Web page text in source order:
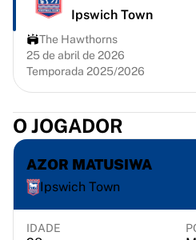
LA Clippers
Ver tudo da NBA
Principais equipes europeias
Beşiktaş Gain
Fenerbahçe Basquete
Virtus Bologna
Guerri Napoli
Outros esportes
Ciclismo
Soudal Quick Step
Ipswich Town
The Hawthorns
25 de abril de 2026
Temporada 2025/2026
O JOGADOR
AZOR MATUSIWA
Ipswich Town
IDADE